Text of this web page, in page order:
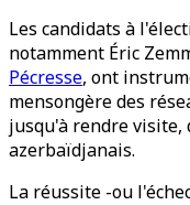
Les candidats à
notamment Éric
Pécresse, ont
mensongère des
jusqu'à rendre
azerbaïdjanais.
La réussite -ou